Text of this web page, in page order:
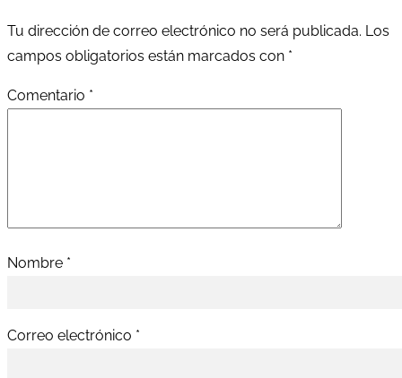
Tu dirección de correo electrónico no será publicada. Los
campos obligatorios están marcados con *
Comentario *
Nombre *
Correo electrónico *